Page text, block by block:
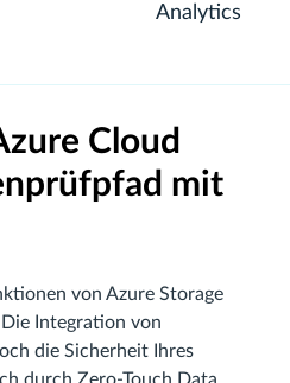
Analytics
Cloud
mit
von Azure Storage
Integration von
die Sicherheit Ihres